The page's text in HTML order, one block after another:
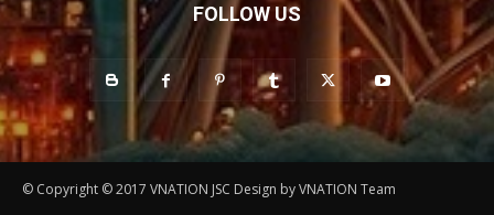
FOLLOW US
© Copyright © 2017 VNATION JSC Design by VNATION Team